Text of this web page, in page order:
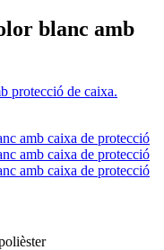
blanc amb